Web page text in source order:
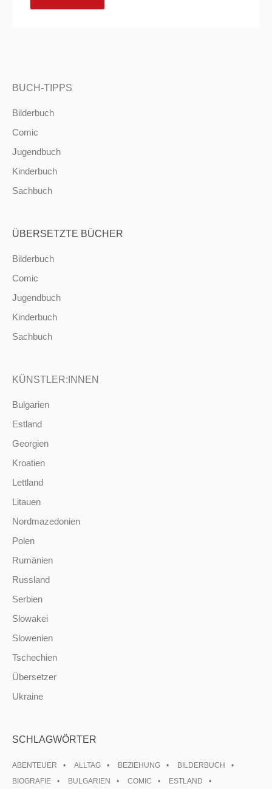
BUCH-TIPPS
Bilderbuch
Comic
Jugendbuch
Kinderbuch
Sachbuch
ÜBERSETZTE BÜCHER
Bilderbuch
Comic
Jugendbuch
Kinderbuch
Sachbuch
KÜNSTLER:INNEN
Bulgarien
Estland
Georgien
Kroatien
Lettland
Litauen
Nordmazedonien
Polen
Rumänien
Russland
Serbien
Slowakei
Slowenien
Tschechien
Übersetzer
Ukraine
SCHLAGWÖRTER
ABENTEUER ALLTAG BEZIEHUNG
BILDERBUCH
BIOGRAFIE
BULGARIEN COMIC
ESTLAND